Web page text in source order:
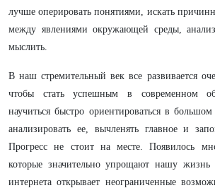
лучше оперировать понятиями, искать
между явлениями окружающей среды,
мыслить.
В наш стремительный век все развивается
чтобы стать успешным в современном
научиться быстро ориентироваться в
анализировать ее, вычленять главное и
Прогресс не стоит на месте. Появилось
которые значительно упрощают нашу жизнь
интернета открывает неограниченные